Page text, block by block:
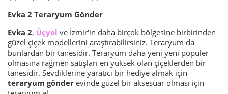
Evka 2 Teraryum Gönder
Evka 2, Üçyol ve İzmir'in daha birçok bölgesine birbirinden
güzel çiçek modellerini araştırabilirsiniz. Teraryum da
bunlardan bir tanesidir. Teraryum daha yeni yeni popüler
olmasına rağmen satışları en yüksek olan çiçeklerden bir
tanesidir. Sevdiklerine yaratıcı bir hediye almak için
teraryum gönder evinde güzel bir aksesuar olması için